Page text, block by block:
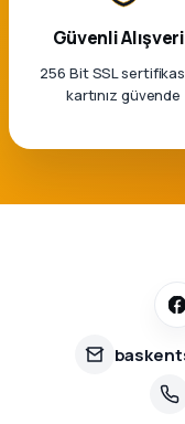
Güvenli
256 Bit SSL
kartınız güvende